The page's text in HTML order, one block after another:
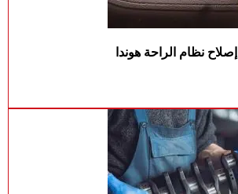
إصلاح نظام الراحة هوندا